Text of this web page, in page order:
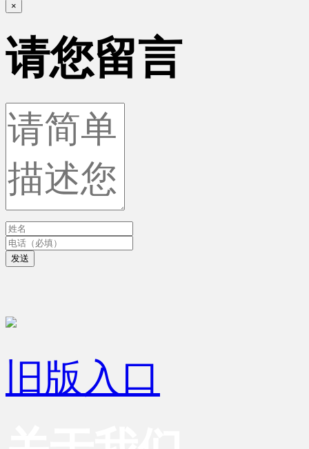
×
请您留言
发送
旧版入口